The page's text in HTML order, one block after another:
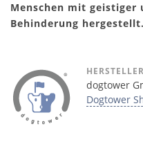
Menschen mit geistiger
Behinderung hergestellt.
dogtower
Dogtower